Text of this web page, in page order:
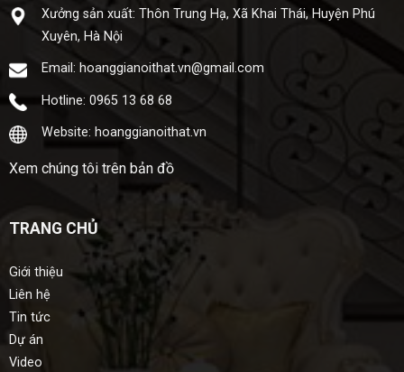
Xưở​ng sả​n xuấ​t: Thôn Trung Hạ, Xã Khai Thái, Huyện Phú
Xuyên, Hà Nội
Email: hoanggianoithat.vn@gmail.com
Hotline: 0965 13 68 68
Website: hoanggianoithat.vn
Xem chúng tôi trên bản đồ
TRANG CHỦ
Giới thiệu
Liên hệ
Tin tức
Dự án
Video